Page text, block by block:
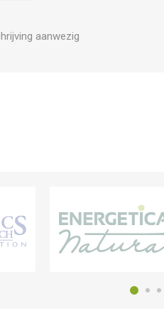
aanwezig